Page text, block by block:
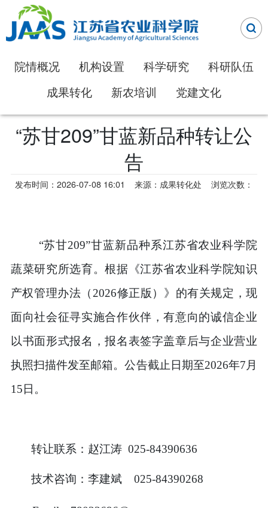
院情概况 机构设置 科学研究
科研队伍
成果转化
新农培训 党建文化
“苏甘209”甘蓝新品种转让公
告
发布时间：2026-07-08 16:01 来源：成果转化处 浏览次数：
“苏甘209”甘蓝新品种系江苏省农业科学院
蔬菜研究所选育。根据《江苏省农业科学院知识
产权管理办法（ 2026修正版）》的有关规定，现
面向社会征寻实施合作伙伴，有意向的诚信企业
以书面形式报名，报名表签字盖章后与企业营业
执照扫描件发至邮箱。公告截止日期至2026年7 月
15 日。
转让联系：赵江涛 025-84390636
技术咨询：李建斌 025-84390268